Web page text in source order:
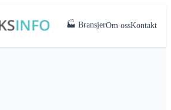
🏭 BransjerOm ossKontakt